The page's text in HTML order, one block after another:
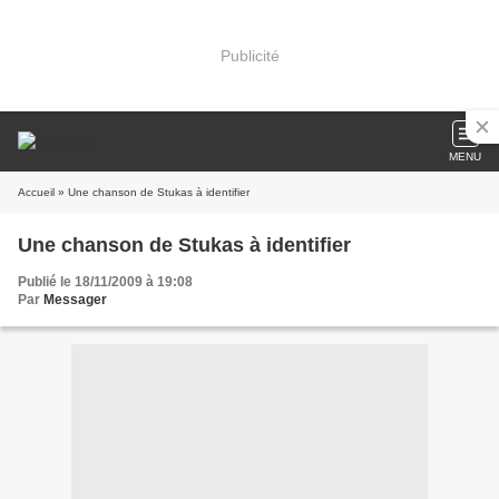
Publicité
MENU
Accueil » Une chanson de Stukas à identifier
Une chanson de Stukas à identifier
Publié le 18/11/2009 à 19:08
Par Messager